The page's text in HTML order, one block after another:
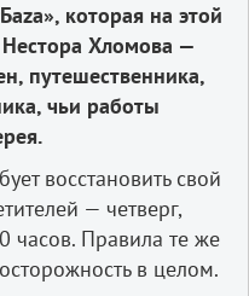
которая на этой
Нестора Хломова —
путешественника,
чьи работы
восстановить свой
— четверг,
часов. Правила те же
в целом.